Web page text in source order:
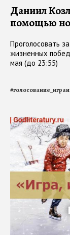
Даниил
помощью
Проголосовать
жизненных
мая (до 23:55)
#